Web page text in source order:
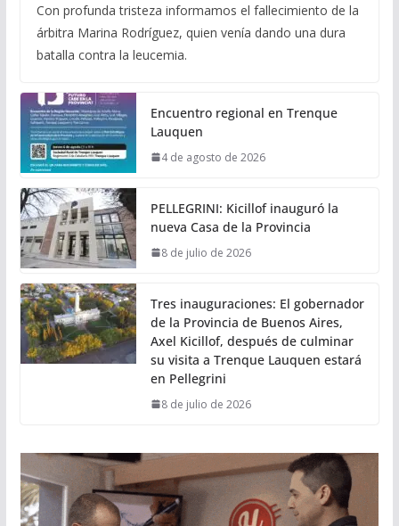
Con profunda tristeza informamos el fallecimiento de la
árbitra Marina Rodríguez, quien venía dando una dura
batalla contra la leucemia.
Encuentro regional en Trenque
Lauquen
4 de agosto de 2026
PELLEGRINI: Kicillof inauguró la
nueva Casa de la Provincia
8 de julio de 2026
Tres inauguraciones: El gobernador
de la Provincia de Buenos Aires,
Axel Kicillof, después de culminar
su visita a Trenque Lauquen estará
en Pellegrini
8 de julio de 2026